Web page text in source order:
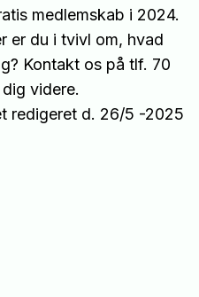
medlemskab i 2024.
er du i tvivl om, hvad
Kontakt os på tlf. 70
videre.
redigeret d. 26/5 -2025